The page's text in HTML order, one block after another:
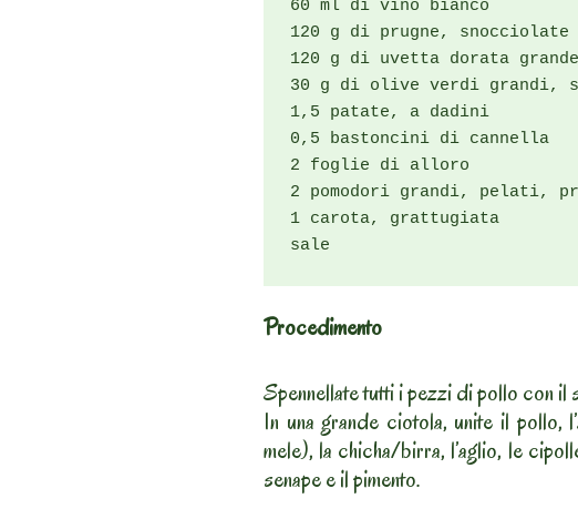
60 ml di vino bianco
120 g di prugne, snocciolate
120 g di uvetta dorata grande
30 g di olive verdi grandi,
1,5 patate, a dadini
0,5 bastoncini di cannella
2 foglie di alloro
2 pomodori grandi, pelati,
1 carota, grattugiata
sale
Procedimento
Spennellate tutti i pezzi di pollo con il
In una grande ciotola, unite il pollo,
mele), la chicha/birra, l’aglio, le
senape e il pimento.